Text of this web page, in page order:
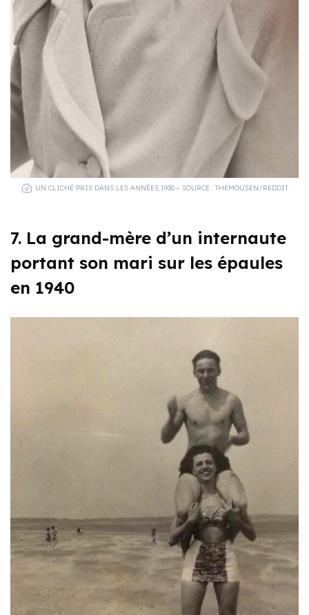
UN CLICHÉ PRIS DANS LES ANNÉES 1930 – SOURCE : THEMOUSEN/REDDIT
7. La grand-mère d’un internaute
portant son mari sur les épaules
en 1940